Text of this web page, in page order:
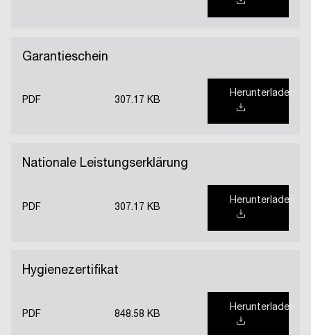
Garantieschein
PDF 307.17 KB
Herunterladen
Nationale Leistungserklärung
PDF 307.17 KB
Herunterladen
Hygienezertifikat
PDF 848.58 KB
Herunterladen